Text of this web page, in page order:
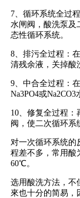
7、循环系统全过
水闸阀，酸洗泵及
态性循环系统。
8、排污全过程：
清残余液，关掉酸
9、中合全过程：
Na3PO4或
10、修复全过程
阀，使二次循环系
对一次循环系统的
程差不多，常用酸
60℃。
选用酸洗方法，不
來也十分的简易，